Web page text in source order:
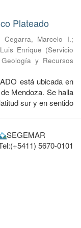
Plateado
Cegarra, Marcelo I.;
Enrique (Servicio
y Recursos
está ubicada en
Mendoza. Se halla
sur y en sentido
SEGEMAR
5670-0101